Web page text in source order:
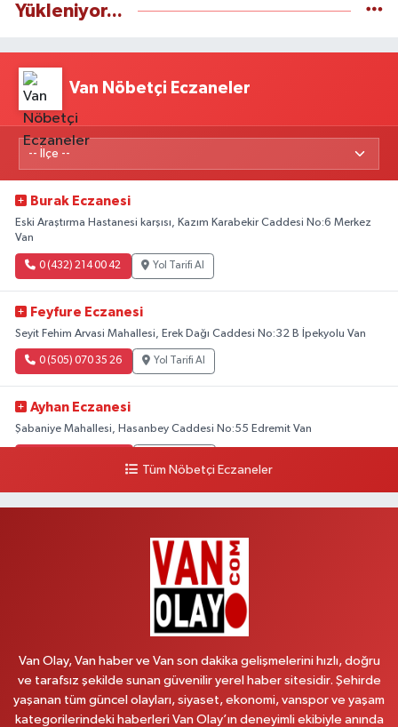
Yükleniyor...
Van Nöbetçi Eczaneler
Burak Eczanesi
Eski Araştırma Hastanesi karşısı, Kazım Karabekir Caddesi No:6 Merkez
Van
0 (432) 214 00 42 Yol Tarifi Al
Feyfure Eczanesi
Seyit Fehim Arvasi Mahallesi, Erek Dağı Caddesi No:32 B İpekyolu Van
0 (505) 070 35 26 Yol Tarifi Al
Ayhan Eczanesi
Şabaniye Mahallesi, Hasanbey Caddesi No:55 Edremit Van
Yol Tarifi Al
Vanyolu Mahallesi, Kara Yusuf Bey Caddesi No:99 B Erciş Van
0 (432) 351 02 96 Yol Tarifi Al
Koç Eczanesi
Tüm Nöbetçi Eczaneler
Van Olay, Van haber ve Van son dakika gelişmelerini hızlı, doğru
ve tarafsız şekilde sunan güvenilir yerel haber sitesidir. Şehirde
yaşanan tüm güncel olayları, siyaset, ekonomi, vanspor ve yaşam
kategorilerindeki haberleri Van Olay’ın deneyimli ekibiyle anında